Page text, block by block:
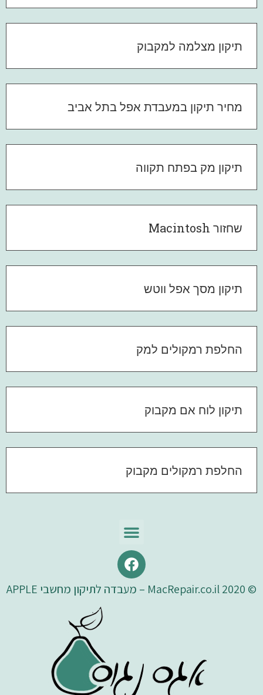
תיקון מצלמה למקבוק
מחיר תיקון במעבדת אפל בתל אביב
תיקון מק בפתח תקווה
שחזור Macintosh
תיקון מסך אפל ווטש
החלפת רמקולים למק
תיקון לוח אם מקבוק
החלפת רמקולים מקבוק
© 2020 MacRepair.co.il – מעבדה לתיקון מחשבי APPLE